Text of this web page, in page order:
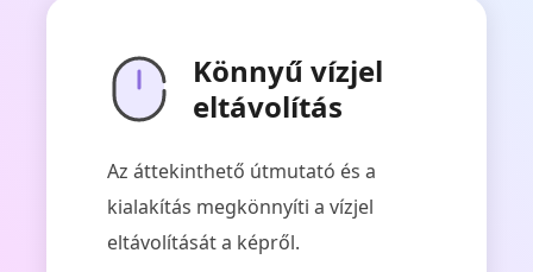
Könnyű vízjel
eltávolítás
Az áttekinthető útmutató és a
kialakítás megkönnyíti a vízjel
eltávolítását a képről.